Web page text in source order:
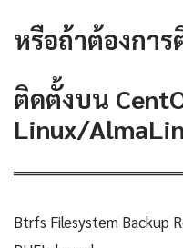
หรือถ้าต้องกา
ติดตั้งบน
Linux/
Btrfs Filesystem Backup